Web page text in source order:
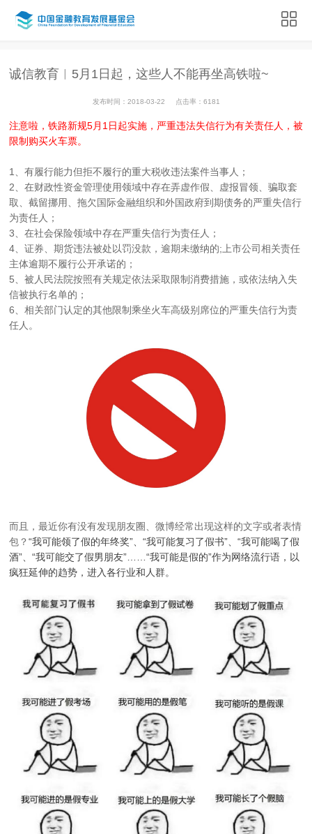
诚信教育︱5月1日起，这些人不能再坐高铁啦~
发布时间：2018-03-22 点击率：6181
注意啦，铁路新规5月1日起实施，严重违法失信行为有关责任人，被
限制购买火车票。
1、有履行能力但拒不履行的重大税收违法案件当事人；
2、在财政性资金管理使用领域中存在弄虚作假、虚报冒领、骗取套
取、截留挪用、拖欠国际金融组织和外国政府到期债务的严重失信行
为责任人；
3、在社会保险领域中存在严重失信行为责任人；
4、证券、期货违法被处以罚没款，逾期未缴纳的;上市公司相关责任
主体逾期不履行公开承诺的；
5、被人民法院按照有关规定依法采取限制消费措施，或依法纳入失
信被执行名单的；
6、相关部门认定的其他限制乘坐火车高级别席位的严重失信行为责
任人。
而且，最近你有没有发现朋友圈、微博经常出现这样的文字或者表情
包？“我可能领了假的年终奖”、“我可能复习了假书”、“我可能喝了假
酒”、“我可能交了假男朋友”……“我可能是假的”作为网络流行语，以
疯狂延伸的趋势，进入各行业和人群。